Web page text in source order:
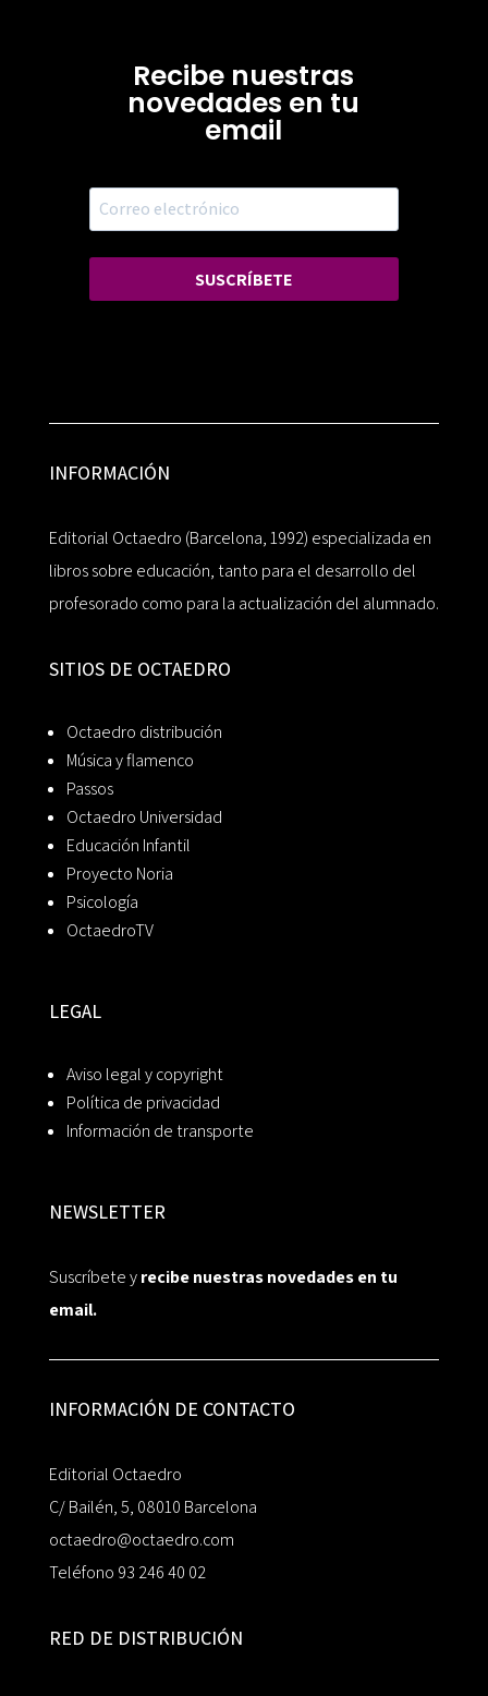
Recibe nuestras
novedades en tu
email
SUSCRÍBETE
INFORMACIÓN
Editorial Octaedro (Barcelona, 1992) especializada en
libros sobre educación, tanto para el desarrollo del
profesorado como para la actualización del alumnado.
SITIOS DE OCTAEDRO
Octaedro distribución
Música y flamenco
Passos
Octaedro Universidad
Educación Infantil
Proyecto Noria
Psicología
OctaedroTV
LEGAL
Aviso legal y copyright
Política de privacidad
Información de transporte
NEWSLETTER
Suscríbete yrecibe nuestras novedades en tu
email.
INFORMACIÓN DE CONTACTO
Editorial Octaedro
C/ Bailén, 5, 08010 Barcelona
octaedro@octaedro.com
Teléfono 93 246 40 02
RED DE DISTRIBUCIÓN